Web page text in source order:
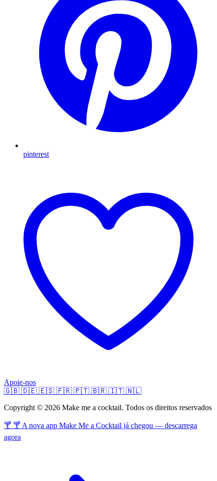
pinterest
Apoie-nos
🇬🇧 🇩🇪 🇪🇸 🇫🇷 🇵🇹 🇧🇷 🇮🇹 🇳🇱
Copyright © 2026 Make me a cocktail. Todos os direitos reservados
🍸 🍸 A nova app Make Me a Cocktail já chegou — descarrega
agora